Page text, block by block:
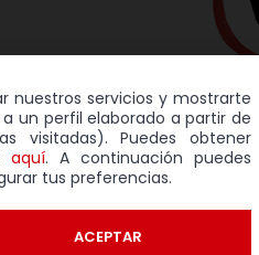
Todos los derechos
de privacidad
nuestros servicios y mostrarte
un perfil elaborado a partir de
visitadas). Puedes obtener
aquí. A continuación puedes
tus preferencias.
ACEPTAR